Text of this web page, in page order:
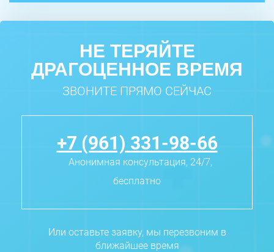
НЕ ТЕРЯЙТЕ
ДРАГОЦЕННОЕ ВРЕМЯ
ЗВОНИТЕ ПРЯМО СЕЙЧАС
+7 (961) 331-98-66
Анонимная консультация, 24/7,
бесплатно
Или оставьте заявку, мы перезвоним в
ближайшее время